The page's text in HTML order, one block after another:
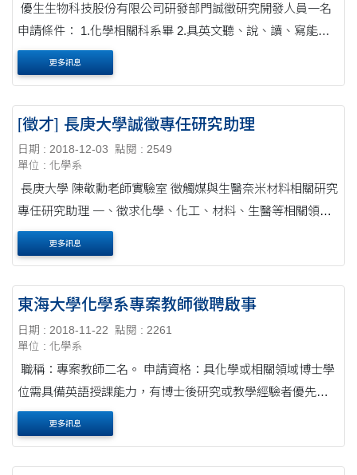
優生生物科技股份有限公司研發部門誠徵研究開發人員一名
申請條件： 1.化學相關科系畢 2.具英文聽、說、讀、寫能力
優生生技公司簡介如附檔，公司網頁連結：
http://www.yushenbio.com/about.htm
更多訊息
[徵才] 長庚大學誠徵專任研究助理
日期 : 2018-12-03
點閱 : 2549
單位 : 化學系
長庚大學 陳敬勳老師實驗室 徵觸媒與生醫奈米材料相關研究
專任研究助理 一、徵求化學、化工、材料、生醫等相關領域
學士或碩士壹名 二、檢附資料：1.個人履歷表（含聯絡資
料）2.畢業證書影本3.個人專長(有....
更多訊息
東海大學化學系專案教師徵聘啟事
日期 : 2018-11-22
點閱 : 2261
單位 : 化學系
職稱：專案教師二名。 申請資格：具化學或相關領域博士學
位需具備英語授課能力，有博士後研究或教學經驗者優先考
慮。 授課科目：有機化學和普通化學。 起聘日期：民國108
年8月1日 申請人應備資料： 一、....
更多訊息